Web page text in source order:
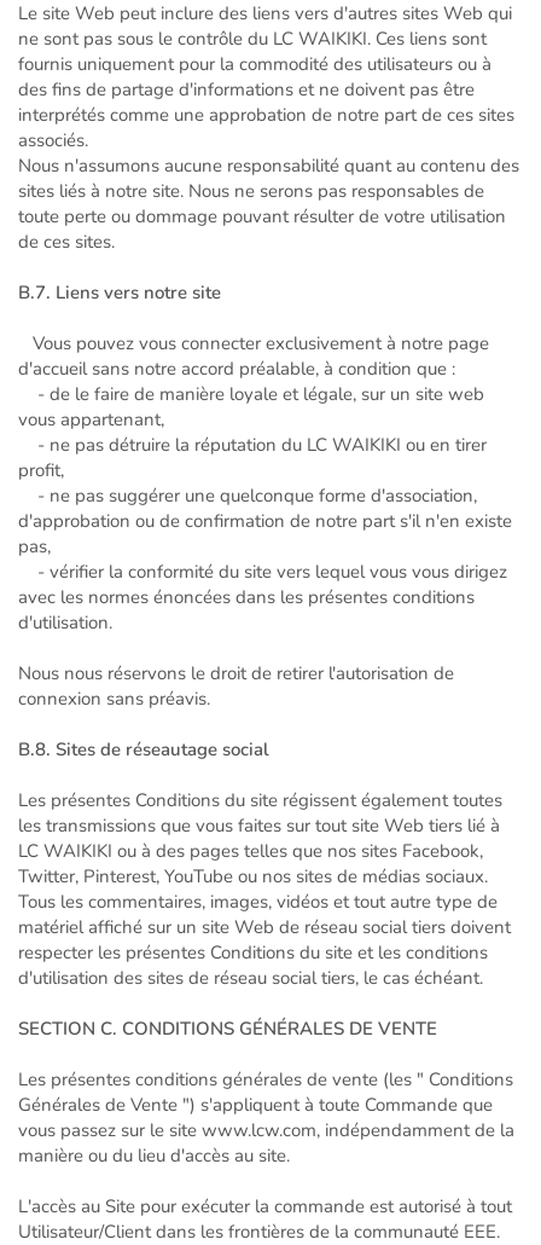
Le site Web peut inclure des liens vers d'autres sites Web qui
ne sont pas sous le contrôle du LC WAIKIKI. Ces liens sont
fournis uniquement pour la commodité des utilisateurs ou à
des fins de partage d'informations et ne doivent pas être
interprétés comme une approbation de notre part de ces sites
associés.
Nous n'assumons aucune responsabilité quant au contenu des
sites liés à notre site. Nous ne serons pas responsables de
toute perte ou dommage pouvant résulter de votre utilisation
de ces sites.
B.7. Liens vers notre site
Vous pouvez vous connecter exclusivement à notre page
d'accueil sans notre accord préalable, à condition que :
- de le faire de manière loyale et légale, sur un site web
vous appartenant,
- ne pas détruire la réputation du LC WAIKIKI ou en tirer
profit,
- ne pas suggérer une quelconque forme d'association,
d'approbation ou de confirmation de notre part s'il n'en existe
pas,
- vérifier la conformité du site vers lequel vous vous dirigez
avec les normes énoncées dans les présentes conditions
d'utilisation.
Nous nous réservons le droit de retirer l'autorisation de
connexion sans préavis.
B.8. Sites de réseautage social
Les présentes Conditions du site régissent également toutes
les transmissions que vous faites sur tout site Web tiers lié à
LC WAIKIKI ou à des pages telles que nos sites Facebook,
Twitter, Pinterest, YouTube ou nos sites de médias sociaux.
Tous les commentaires, images, vidéos et tout autre type de
matériel affiché sur un site Web de réseau social tiers doivent
respecter les présentes Conditions du site et les conditions
d'utilisation des sites de réseau social tiers, le cas échéant.
SECTION C. CONDITIONS GÉNÉRALES DE VENTE
Les présentes conditions générales de vente (les " Conditions
Générales de Vente ") s'appliquent à toute Commande que
vous passez sur le site www.lcw.com, indépendamment de la
manière ou du lieu d'accès au site.
L'accès au Site pour exécuter la commande est autorisé à tout
Utilisateur/Client dans les frontières de la communauté EEE.